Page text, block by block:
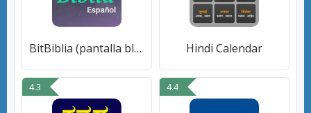
BitBiblia (pantalla bloqueada) Hindi Calendar
4.3 4.4